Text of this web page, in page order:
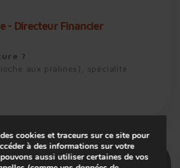
- Directeur Financier
?
aux pralines), spécialité
cookies et traceurs sur ce site pour
à des informations sur votre
aussi utiliser certaines de vos